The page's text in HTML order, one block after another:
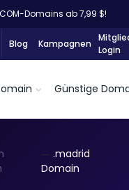
Domains ab 7,99 $!
Blog Kampagnen
Login
Günstige
.madrid
Domain